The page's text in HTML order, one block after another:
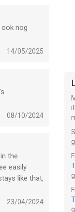
Health.
bij
ook nog
14/05/2025
08/10/2024
the
easily
like that,
23/04/2024